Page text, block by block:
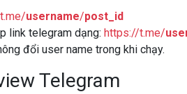
username/post_id
link telegram dạng: https://t.me/
đổi user name trong khi chạy.
Telegram